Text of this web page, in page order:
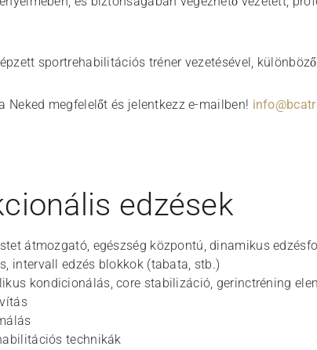
sportrehabilitációs tréner vezetésével,
Neked megfelelőt és jelentkezz e-mailben!
edzések
átmozgató, egészség központú, dinamikus
intervall edzés blokkok (tabata, stb.)
kondicionálás, core stabilizáció, gerinctréning
technikák